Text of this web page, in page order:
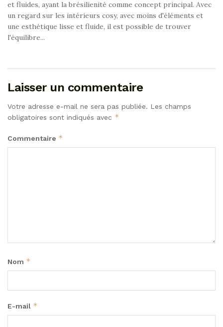
et fluides, ayant la brésilienité comme concept principal. Avec
un regard sur les intérieurs cosy, avec moins d'éléments et
une esthétique lisse et fluide, il est possible de trouver
l'équilibre...
Laisser un commentaire
Votre adresse e-mail ne sera pas publiée. Les champs
obligatoires sont indiqués avec *
Commentaire *
Nom *
E-mail *